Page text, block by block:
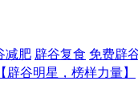
减肥 辟谷复食 免费辟
辟谷明星，榜样力量】